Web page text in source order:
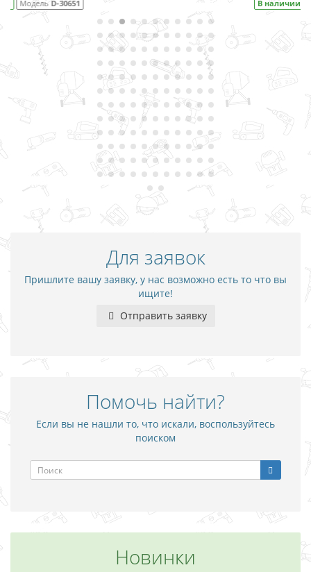
D-09656
Для заявок
Пришлите вашу заявку, у нас возможно есть то что вы
ищите!
Отправить заявку
Помочь найти?
Если вы не нашли то, что искали, воспользуйтесь
поиском
Новинки